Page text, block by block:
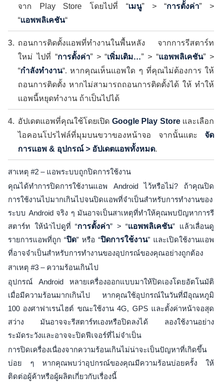
จาก Play Store โดยไปที่ “เมนู” > “การตั้งค่า” >
“แอพพลิเคชัน“
ถอนการติดตั้งแอพที่ทำงานในพื้นหลัง จากการรีสตาร์ท
ใหม่ ไปที่ “การตั้งค่า” > “เพิ่มเติม…” > “แอพพลิเคชัน” >
“กำลังทำงาน“. หากคุณเห็นแอพใด ๆ ที่คุณไม่ต้องการ ให้
ถอนการติดตั้ง หากไม่สามารถถอนการติดตั้งได้ ให้ ทำให้
แอพนี้หยุดทำงาน ถ้าเป็นไปได้
อัปเดตแอพที่คุณใช้โดยเปิด Google Play Storeและเลือก
ไอคอนโปรไฟล์ที่มุมบนขวาของหน้าจอ จากนั้นแตะ จัด
การแอพ & อุปกรณ์ > อัปเดตแอพทั้งหมด.
สาเหตุ #2 – แอพระบบถูกปิดการใช้งาน
คุณได้ทำการปิดการใช้งานแอพ Android ไว้หรือไม่? ถ้าคุณปิด
การใช้งานไปมากเกินไปจนปิดแอพที่จำเป็นสำหรับการทำงานของ
ระบบ Android จริง ๆ มันอาจเป็นสาเหตุที่ทำให้คุณพบปัญหาการรี
สตาร์ท ให้นำไปดูที่ “การตั้งค่า” > “แอพพลิเคชัน” แล้วเลื่อนดู
รายการแอพที่ถูก “ปิด” หรือ “ปิดการใช้งาน” และเปิดใช้งานแอพ
ที่อาจจำเป็นสำหรับการทำงานของอุปกรณ์ของคุณอย่างถูกต้อง
สาเหตุ #3 – ความร้อนเกินไป
อุปกรณ์ Android หลายเครื่องออกแบบมาให้ปิดเองโดยอัตโนมัติ
เมื่อมีความร้อนมากเกินไป หากคุณใช้อุปกรณ์ในวันที่มีอุณหภูมิ
100 องศาฟาเรนไฮต์ ขณะใช้งาน 4G, GPS และตั้งค่าหน้าจอสุด
สว่าง มันอาจจะรีสตาร์ทเองหรือปิดลงได้ ลองใช้งานอย่าง
ระมัดระวังและอาจจะปิดฟีเจอร์ที่ไม่จำเป็น
การปิดเครื่องเนื่องจากความร้อนเกินไม่น่าจะเป็นปัญหาที่เกิดขึ้น
บ่อย ๆ หากคุณพบว่าอุปกรณ์ของคุณมีความร้อนบ่อยครั้ง ให้
ติดต่อผู้ค้าหรือผู้ผลิตเกี่ยวกับเรื่องนี้